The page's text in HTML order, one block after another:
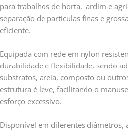
para trabalhos de horta, jardim e
separação de partículas finas e
eficiente.
Equipada com rede em nylon
durabilidade e flexibilidade, sendo
substratos, areia, composto ou
estrutura é leve, facilitando o
esforço excessivo.
Disponível em diferentes diâmetros,